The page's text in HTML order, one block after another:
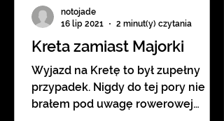
Kreta zamiast Majorki
Wyjazd na Kretę to był zupełny
przypadek. Nigdy do tej pory nie
brałem pod uwagę rowerowej
notojade
16 lip 2021
2 minut(y) czytania